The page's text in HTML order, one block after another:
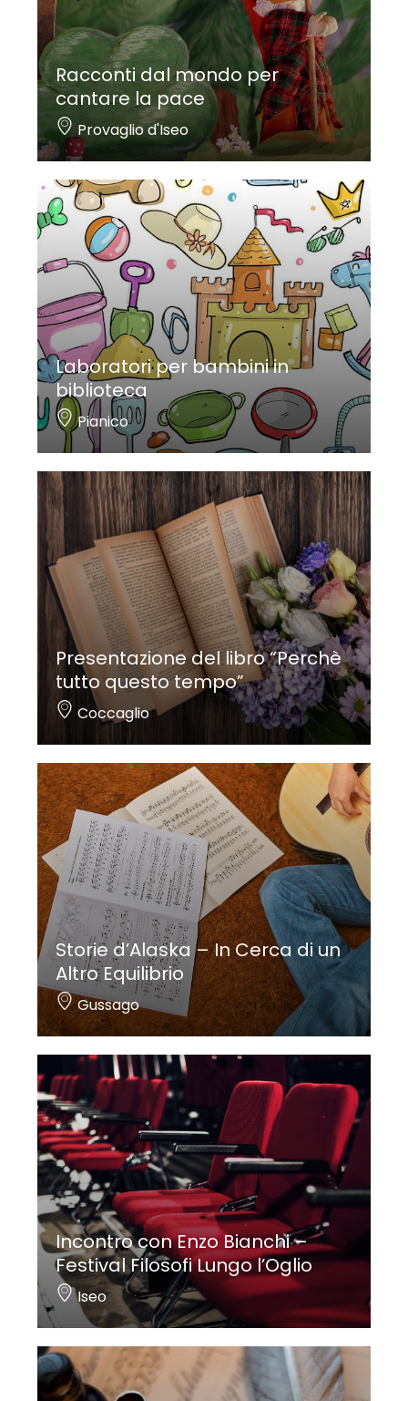
Racconti dal mondo per
cantare la pace
Provaglio d'Iseo
Laboratori per bambini in
biblioteca
Pianico
Presentazione del libro “Perchè
tutto questo tempo”
Coccaglio
Storie d’Alaska – In Cerca di un
Altro Equilibrio
Gussago
Incontro con Enzo Bianchi –
Festival Filosofi Lungo l’Oglio
Iseo